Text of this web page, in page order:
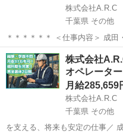
株式会社A.R.C
千葉県 その他
＊＊＊＊＊＊ ＜仕事内容＞ 成田・
倉庫にてフ…
千葉 その他 工場
株式会社
オペレータ
月給285,659
株式会社A.R.C
千葉県 その他
を支える、将来も安定の仕事／